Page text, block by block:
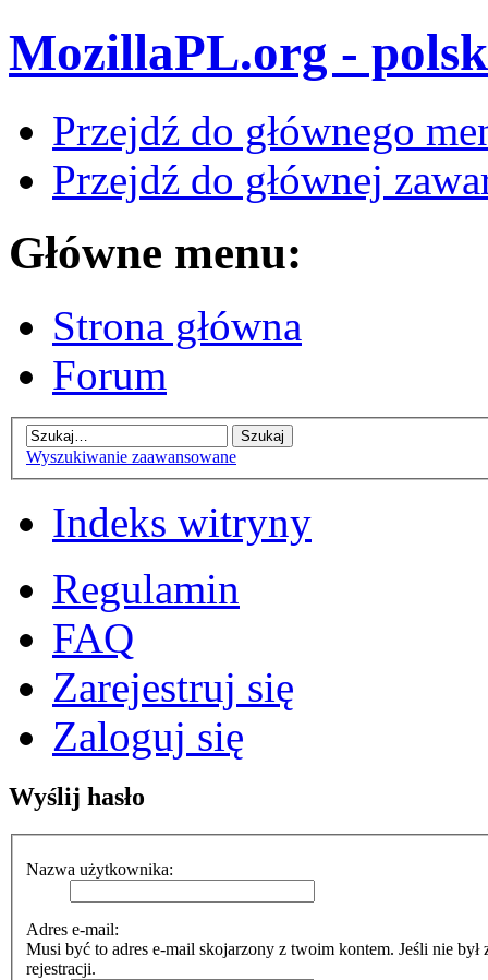
MozillaPL.org -
Przejdź do głównego
Przejdź do głównej
Główne menu:
Strona główna
Forum
Wyszukiwanie zaawansowane
Indeks witryny
Regulamin
FAQ
Zarejestruj się
Zaloguj się
Wyślij hasło
Nazwa użytkownika:
Adres e-mail:
Musi być to adres e-mail skojarzony z twoim kontem. Jeśli nie
rejestracji.